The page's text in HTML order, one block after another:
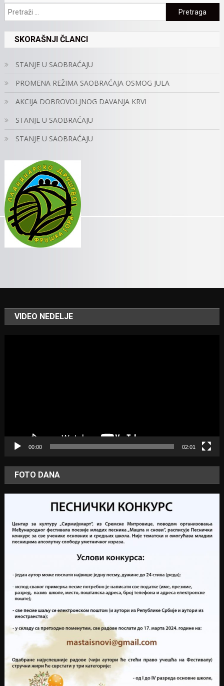
Pretraga:
SKORAŠNJI ČLANCI
STANJE U SAOBRAĆAJU
PROMENA REŽIMA SAOBRAĆAJA OSMOG JULA
AKCIJA DOBROVOLJNOG DAVANJA KRVI
STANJE U SAOBRAĆAJU
STANJE U SAOBRAĆAJU
VIDEO NEDELJE
00:00 02:01
FOTO DANA